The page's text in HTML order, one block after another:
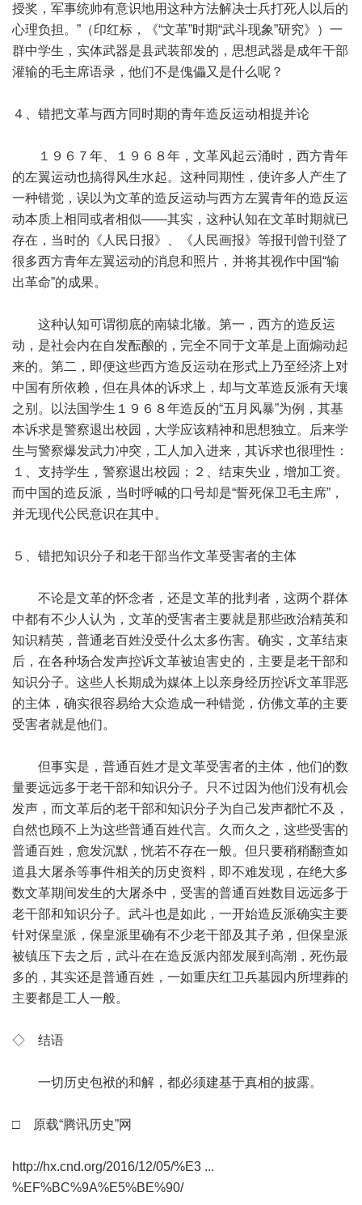
授奖，军事统帅有意识地用这种方法解决士兵打死人以后的
心理负担。”（印红标，《“文革”时期“武斗现象”研究》）一
群中学生，实体武器是县武装部发的，思想武器是成年干部
灌输的毛主席语录，他们不是傀儡又是什么呢？
４、错把文革与西方同时期的青年造反运动相提并论
１９６７年、１９６８年，文革风起云涌时，西方青年
的左翼运动也搞得风生水起。这种同期性，使许多人产生了
一种错觉，误以为文革的造反运动与西方左翼青年的造反运
动本质上相同或者相似——其实，这种认知在文革时期就已
存在，当时的《人民日报》、《人民画报》等报刊曾刊登了
很多西方青年左翼运动的消息和照片，并将其视作中国“输
出革命”的成果。
这种认知可谓彻底的南辕北辙。第一，西方的造反运
动，是社会内在自发酝酿的，完全不同于文革是上面煽动起
来的。第二，即便这些西方造反运动在形式上乃至经济上对
中国有所依赖，但在具体的诉求上，却与文革造反派有天壤
之别。以法国学生１９６８年造反的“五月风暴”为例，其基
本诉求是警察退出校园，大学应该精神和思想独立。后来学
生与警察爆发武力冲突，工人加入进来，其诉求也很理性：
１、支持学生，警察退出校园；２、结束失业，增加工资。
而中国的造反派，当时呼喊的口号却是“誓死保卫毛主席”，
并无现代公民意识在其中。
５、错把知识分子和老干部当作文革受害者的主体
不论是文革的怀念者，还是文革的批判者，这两个群体
中都有不少人认为，文革的受害者主要就是那些政治精英和
知识精英，普通老百姓没受什么太多伤害。确实，文革结束
后，在各种场合发声控诉文革被迫害史的，主要是老干部和
知识分子。这些人长期成为媒体上以亲身经历控诉文革罪恶
的主体，确实很容易给大众造成一种错觉，仿佛文革的主要
受害者就是他们。
但事实是，普通百姓才是文革受害者的主体，他们的数
量要远远多于老干部和知识分子。只不过因为他们没有机会
发声，而文革后的老干部和知识分子为自己发声都忙不及，
自然也顾不上为这些普通百姓代言。久而久之，这些受害的
普通百姓，愈发沉默，恍若不存在一般。但只要稍稍翻查如
道县大屠杀等事件相关的历史资料，即不难发现，在绝大多
数文革期间发生的大屠杀中，受害的普通百姓数目远远多于
老干部和知识分子。武斗也是如此，一开始造反派确实主要
针对保皇派，保皇派里确有不少老干部及其子弟，但保皇派
被镇压下去之后，武斗在在造反派内部发展到高潮，死伤最
多的，其实还是普通百姓，一如重庆红卫兵墓园内所埋葬的
主要都是工人一般。
◇ 结语
一切历史包袱的和解，都必须建基于真相的披露。
□ 原载“腾讯历史”网
http://hx.cnd.org/2016/12/05/%E3 ...
%EF%BC%9A%E5%BE%90/